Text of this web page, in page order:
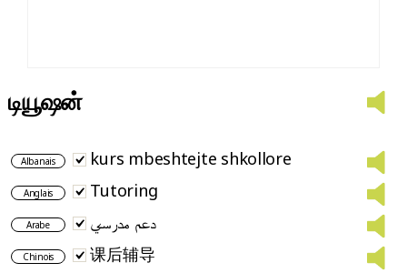
டியூஷன்
Albanais kurs mbeshtejte shkollore
Anglais Tutoring
Arabe دعم مدرسي
Chinois 课后辅导